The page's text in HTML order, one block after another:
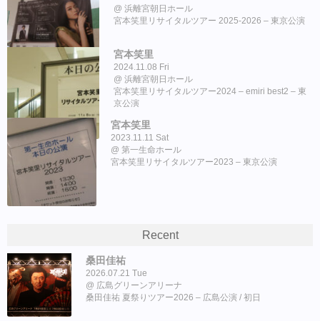
浜離宮朝日ホール
宮本笑里リサイタルツアー 2025-2026 – 東京公演
宮本笑里
2024.11.08 Fri
浜離宮朝日ホール
宮本笑里リサイタルツアー2024 – emiri best2 – 東
京公演
宮本笑里
2023.11.11 Sat
第一生命ホール
宮本笑里リサイタルツアー2023 – 東京公演
Recent
桑田佳祐
2026.07.21 Tue
広島グリーンアリーナ
桑田佳祐 夏祭りツアー2026 – 広島公演 / 初日